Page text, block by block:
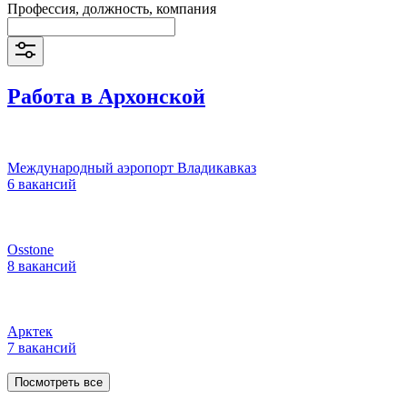
Профессия, должность, компания
Работа в Архонской
Международный аэропорт Владикавказ
6 вакансий
Osstone
8 вакансий
Арктек
7 вакансий
Посмотреть все